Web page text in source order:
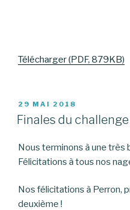
Télécharger (PDF, 879KB)
PUBLIÉ
LE
29 MAI 2018
Finales du
Nous terminons à une très
Félicitations à tous nos
Nos félicitations à Perron,
deuxième !